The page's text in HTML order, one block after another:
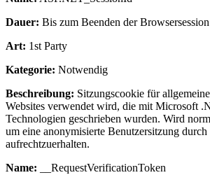
Dauer: Bis zum Beenden der Browsersession
Art: 1st Party
Kategorie: Notwendig
Beschreibung: Sitzungscookie für
Websites verwendet wird, die mit Microsoft
Technologien geschrieben wurden. Wird
um eine anonymisierte Benutzersitzung durch
aufrechtzuerhalten.
Name: __RequestVerificationToken